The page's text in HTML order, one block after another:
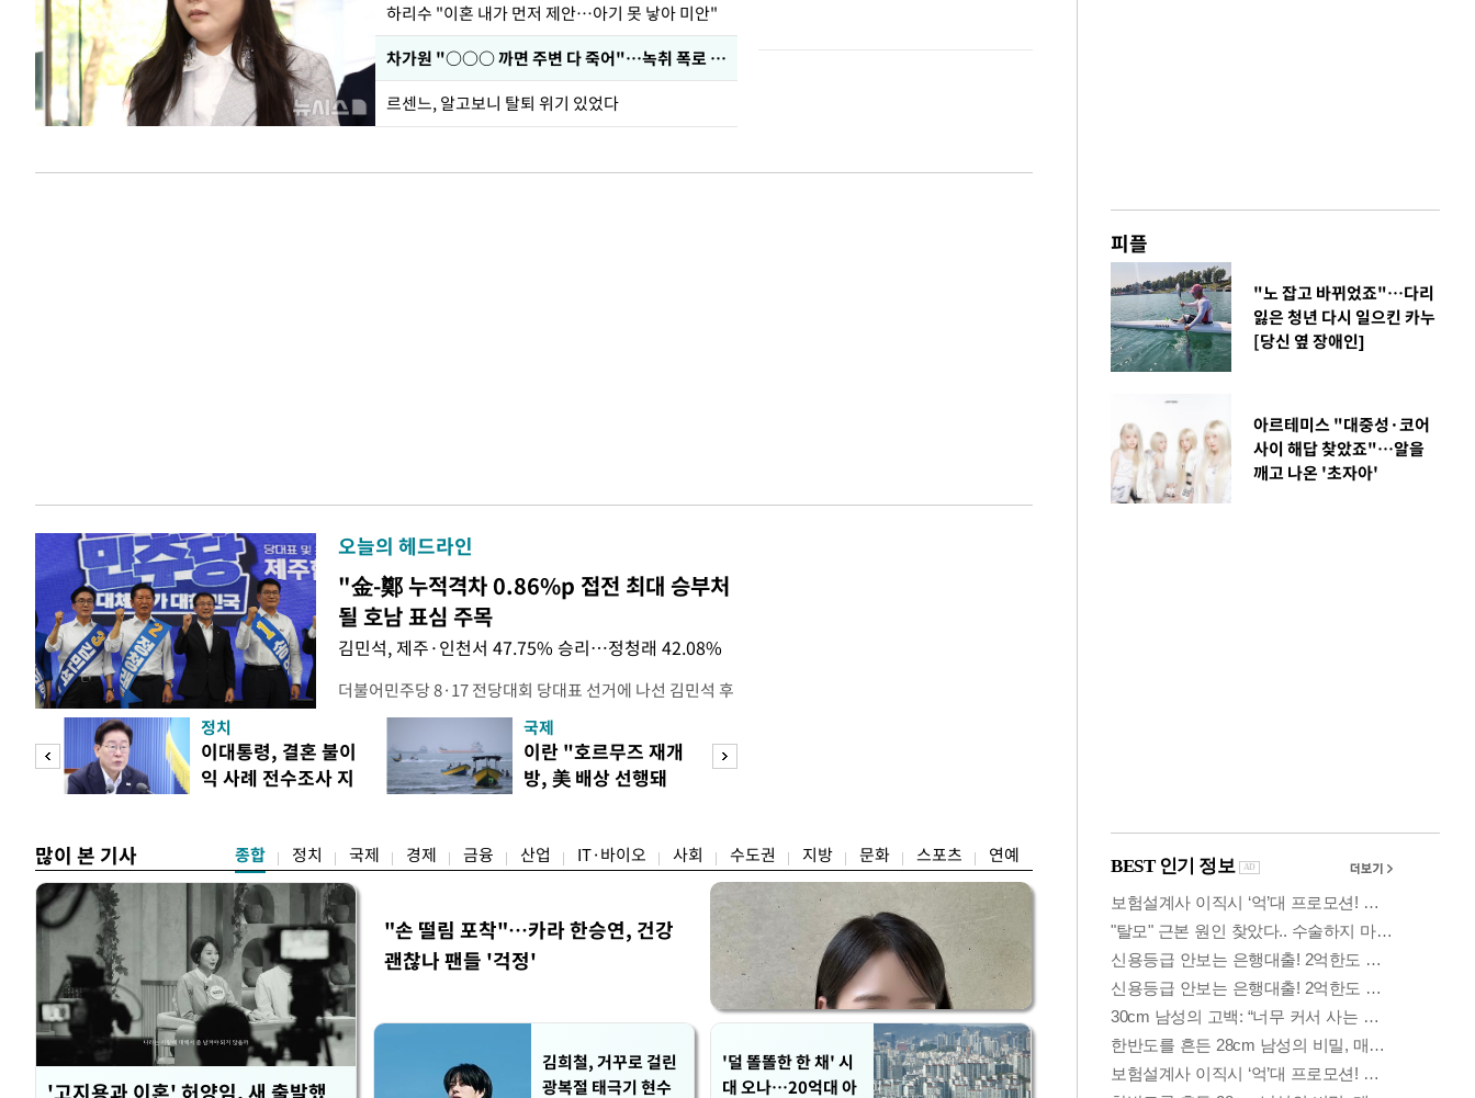
하리수 "이혼 내가 먼저 제안…아기 못 낳아 미안"
차가원 "○○○ 까면 주변 다 죽어"…녹취 폭로 파장
르센느, 알고보니 탈퇴 위기 있었다
오늘의 헤드라인
"金-鄭 누적격차 0.86%p 접전 최대 승부처
될 호남 표심 주목
김민석, 제주·인천서 47.75% 승리…정청래 42.08%
더불어민주당 8·17 전당대회 당대표 선거에 나선 김민석 후
보가 8일 제주·인천 지역 순회경선에서 '누적 1위'를 탈환했
다. 앞서 정청래 후보 우세 지역으로 점쳐졌던 충청권과 부산
·울산·경남 경선에서 1승 1패를 주고 받은 김 후보는 이날
제주·인천 경선에서 이기며 '2승 1패'로 앞서가게 됐다. 다
정치
이대통령, 결혼 불이
익 사례 전수조사 지
국제
이란 "호르무즈 재개
방, 美 배상 선행돼
많이 본 기사 종합 정치 국제 경제 금융 산업 IT·바이오 사회 수도권 지방 문화 스포츠 연예
'고지용과 이혼' 허양임, 새 출발했
"손 떨림 포착"…카라 한승연, 건강
괜찮나 팬들 '걱정'
김희철, 거꾸로 걸린
광복절 태극기 현수
'덜 똘똘한 한 채' 시
대 오나…20억대 아
피플
"노 잡고 바뀌었죠"…다리
잃은 청년 다시 일으킨 카누
[당신 옆 장애인]
아르테미스 "대중성·코어
사이 해답 찾았죠"…알을
깨고 나온 '초자아'